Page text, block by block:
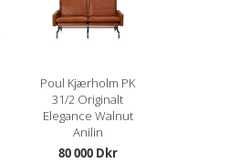
Poul Kjærholm PK
31/2 Originalt
Elegance Walnut
Anilin
80 000 Dkr